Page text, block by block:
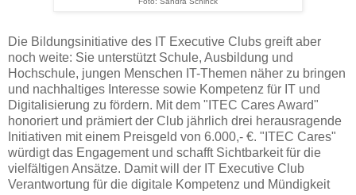
Die Bildungsinitiative des IT Executive Clubs greift aber
noch weite: Sie unterstützt Schule, Ausbildung und
Hochschule, jungen Menschen IT-Themen näher zu bringen
und nachhaltiges Interesse sowie Kompetenz für IT und
Digitalisierung zu fördern. Mit dem "ITEC Cares Award"
honoriert und prämiert der Club jährlich drei herausragende
Initiativen mit einem Preisgeld von 6.000,- €. "ITEC Cares"
würdigt das Engagement und schafft Sichtbarkeit für die
vielfältigen Ansätze. Damit will der IT Executive Club
Verantwortung für die digitale Kompetenz und Mündigkeit